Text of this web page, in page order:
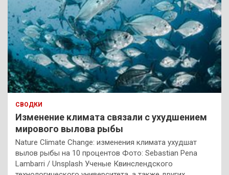
СВОДКИ
Изменение климата связали с ухудшением
мирового вылова рыбы
Nature Climate Change: изменения климата ухудшат
вылов рыбы на 10 процентов Фото: Sebastian Pena
Lambarri / Unsplash Ученые Квинслендского